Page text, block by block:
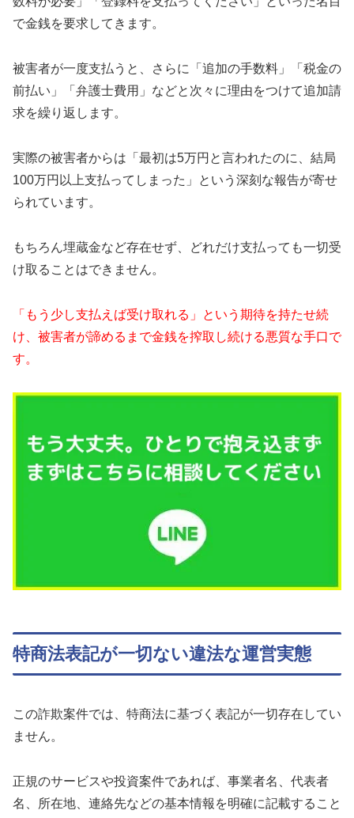
で金銭を要求してきます。
被害者が一度支払うと、さらに「追加の手数料」「税金の
前払い」「弁護士費用」などと次々に理由をつけて追加請
求を繰り返します。
実際の被害者からは「最初は5万円と言われたのに、結局
100万円以上支払ってしまった」という深刻な報告が寄せ
られています。
もちろん埋蔵金など存在せず、どれだけ支払っても一切受
け取ることはできません。
「もう少し支払えば受け取れる」という期待を持たせ続
け、被害者が諦めるまで金銭を搾取し続ける悪質な手口で
す。
特商法表記が一切ない違法な運営実態
この詐欺案件では、特商法に基づく表記が一切存在してい
ません。
正規のサービスや投資案件であれば、事業者名、代表者
名、所在地、連絡先などの基本情報を明確に記載すること